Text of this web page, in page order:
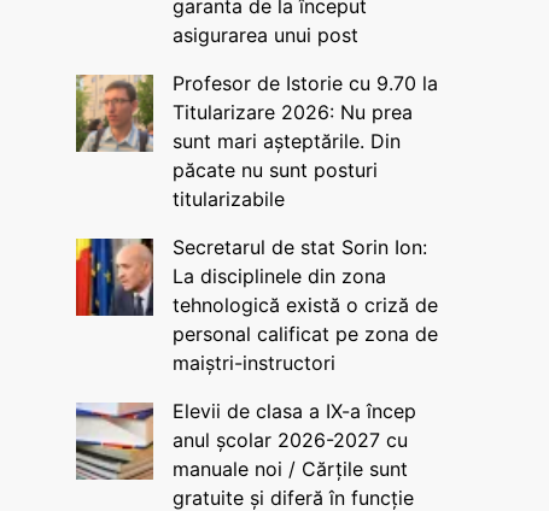
garanta de la început
asigurarea unui post
Profesor de Istorie cu 9.70 la
Titularizare 2026: Nu prea
sunt mari așteptările. Din
păcate nu sunt posturi
titularizabile
Secretarul de stat Sorin Ion:
La disciplinele din zona
tehnologică există o criză de
personal calificat pe zona de
maiștri-instructori
Elevii de clasa a IX-a încep
anul școlar 2026-2027 cu
manuale noi / Cărțile sunt
gratuite și diferă în funcție